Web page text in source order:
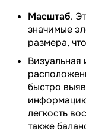
Масштаб.
значимые
размера,
Визуальная
быстро
легкость
также